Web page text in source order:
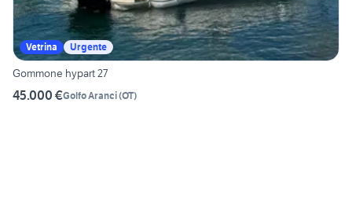
Vetrina Urgente
Gommone hypart 27
45.000 €Golfo Aranci(OT)